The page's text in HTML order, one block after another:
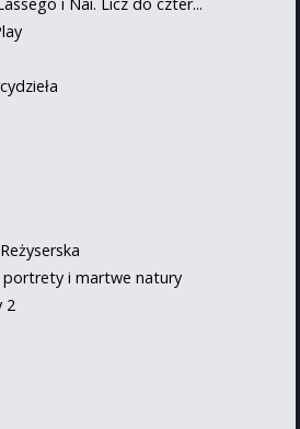
portrety i martwe natury
2